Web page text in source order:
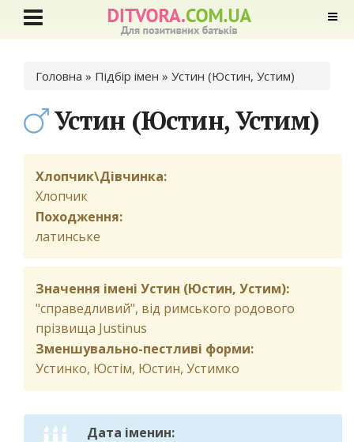
Ви є тут
Головна » Підбір імен » Устин (Юстин, Устим)
Устин (Юстин, Устим)
Хлопчик\Дівчинка:
Хлопчик
Походження:
латинське
Значення імені Устин (Юстин, Устим):
"справедливий", від римського родового
прізвища Justinus
Зменшувально-пестливі форми:
Устинко, Юстім, Юстин, Устимко
Дата іменин: